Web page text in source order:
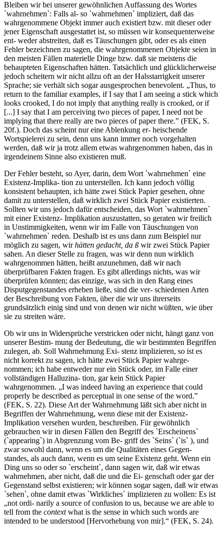
Bleiben wir bei unserer gewöhnlichen Auffassung des Wortes
`wahrnehmen`: Falls al- so `wahrnehmen` impliziert, daß das
wahrgenommene Objekt immer auch existiert bzw. mit dieser oder
jener Eigenschaft ausgestattet ist, so müssen wir konsequenterweise
ent- weder abstreiten, daß es Täuschungen gibt, oder es als einen
Fehler bezeichnen zu sagen, die wahrgenommenen Objekte seien in
den meisten Fällen materielle Dinge bzw. daß sie meistens die
behaupteten Eigenschaften hätten. Tatsächlich und glücklicherweise
jedoch scheitern wir nicht allzu oft an der Halsstarrigkeit unserer
Sprache; sie verhält sich sogar ausgesprochen benevolent. „Thus, to
return to the familiar examples, if I say that I am seeing a stick which
looks crooked, I do not imply that anything really is crooked, or if
[...] I say that I am perceiving two pieces of paper, I need not be
implying that there really are two pieces of paper there.” (FEK, S.
20f.). Doch das scheint nur eine Ablenkung er- heischende
Wortspielerei zu sein, denn uns kann immer noch vorgehalten
werden, daß wir ja trotz allem etwas wahrgenommen haben, das in
irgendeinem Sinne also existieren muß.
Der Fehler besteht, so Ayer, darin, dem Wort `wahrnehmen` eine
Existenz-Implika- tion zu unterstellen. Ich kann jedoch völlig
konsistent behaupten, ich hätte zwei Stück Papier gesehen, ohne
damit zu unterstellen, daß wirklich zwei Stück Papier existierten.
Sollten wir uns jedoch dafür entscheiden, das Wort `wahrnehmen`
mit einer Existenz- Implikation auszustatten, so geraten wir freilich
in Unstimmigkeiten, wenn wir im Falle von Täuschungen von
`wahrnehmen` reden. Deshalb ist es uns dann zum Beispiel nur
möglich zu sagen, wirhätten gedacht, da ß wir zwei Stück Papier
sahen. An dieser Stelle zu fragen, was wir denn nun wirklich
wahrgenommen hätten, heißt anzunehmen, daß wir nach
überprüfbaren Fakten fragen. Es gibt allerdings nichts, was wir
überprüfen könnten; das einzige, was sich in den Rang eines
Disputgegenstandes erheben ließe, sind die ver- schiedenen Arten
der Beschreibung von Fakten, über die wir uns ihrerseits
grundsätzlich einig sind und von denen wir nicht wüßten, wie über
sie zu streiten wäre.
Ob wir uns in Widersprüche verstricken oder nicht, hängt ganz von
unserer Bestim- mung der Bedeutung, die wir bestimmten Begriffen
zulegen, ab. Soll Wahrnehmung Exi- stenz implizieren, so ist es
nicht korrekt zu sagen, ich hätte zwei Stück Papier wahrge-
nommen; ich habe entweder nur ein Stück oder, im Falle einer
vollständigen Halluzina- tion, gar kein Stück Papier
wahrgenommen. „I was indeed having an experience that could
properly be described as perceptual in one sense of the word.”
(FEK, S. 22). Diese Art der Wahrnehmung läßt sich aber nicht in
Begriffen der Wahrnehmung, wenn diese mit der Existenz-
Implikation versehen wurden, beschreiben. Für gewöhnlich
gebrauchen wir in diesen Fällen den Begriff des `Erscheinens`
(`appearing`) in Abgrenzung vom Be- griff des `Seins` (`is` ), und
zwar sowohl dann, wenn es um die Qualitäten eines Gegen-
standes, als auch dann, wenn es um seine Existenz geht. Wenn ein
Ding uns so oder so `erscheint`, dann sagen wir, daß wir etwas
wahrnehmen, aber nicht, daß die und die Ei- genschaft oder gar der
Gegenstand selbst existieren; wir können sogar sagen, daß wir etwas
`sehen`, ohne damit etwas `Wirkliches` implizieren zu wollen: Es ist
„not ordi- narily a source of confusion to us, because we are able to
tell from the contextwhat is the sense in which such words are
intended to be understood [Hervorhebung von mir].“ (FEK, S. 24).